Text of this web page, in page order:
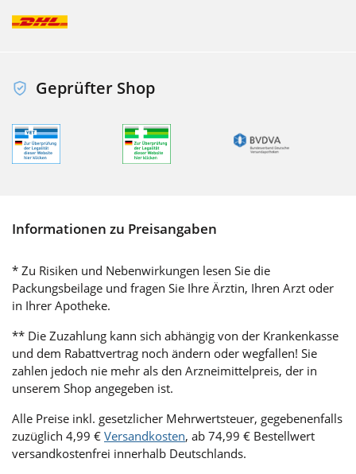
Geprüfter Shop
Informationen zu Preisangaben
* Zu Risiken und Nebenwirkungen lesen Sie die
Packungsbeilage und fragen Sie Ihre Ärztin, Ihren Arzt oder
in Ihrer Apotheke.
** Die Zuzahlung kann sich abhängig von der Krankenkasse
und dem Rabattvertrag noch ändern oder wegfallen! Sie
zahlen jedoch nie mehr als den Arzneimittelpreis, der in
unserem Shop angegeben ist.
Alle Preise inkl. gesetzlicher Mehrwertsteuer, gegebenenfalls
zuzüglich 4,99 € Versandkosten, ab 74,99 € Bestellwert
versandkostenfrei innerhalb Deutschlands.